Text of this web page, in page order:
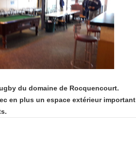
du domaine de Rocquencourt.
en plus un espace extérieur important